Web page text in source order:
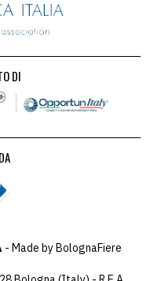
DI
- Made by BolognaFiere